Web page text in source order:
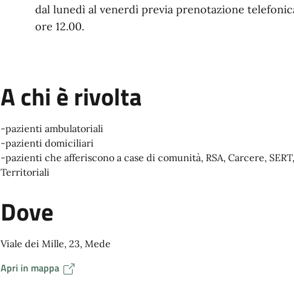
dal lunedì al venerdì previa prenotazione
ore 12.00.
A chi è rivolta
-pazienti ambulatoriali
-pazienti domiciliari
-pazienti che afferiscono a case di comunità, RSA, Carcere,
Territoriali
Dove
Viale dei Mille, 23, Mede
Apri in mappa